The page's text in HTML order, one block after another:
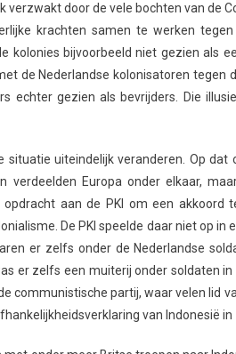
verzwakt door de vele bochten van de
krachten samen te werken
kolonies bijvoorbeeld niet gezien als
de Nederlandse kolonisatoren tegen
echter gezien als bevrijders. Die
situatie uiteindelijk veranderen. Op dat
verdeelden Europa onder elkaar,
aan de PKI om een
De PKI speelde daar niet op
er zelfs onder de Nederlandse
er zelfs een muiterij onder soldaten
communistische partij, waar velen lid
van Indonesië in